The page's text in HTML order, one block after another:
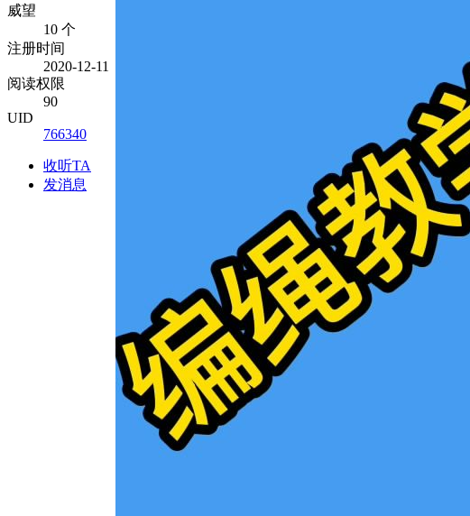
威望
10 个
注册时间
2020-12-11
阅读权限
90
UID
766340
收听TA
发消息